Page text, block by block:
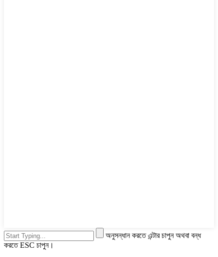
অনুসন্ধান করতে এন্টার চাপুন অথবা বন্ধ
করতে ESC চাপুন।